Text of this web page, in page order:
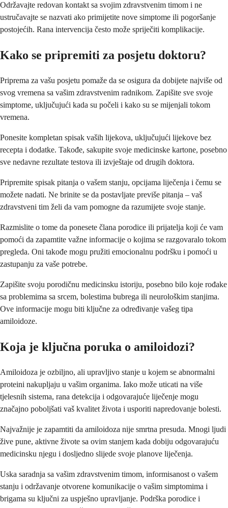
Održavajte redovan kontakt sa svojim zdravstvenim timom i ne
ustručavajte se nazvati ako primijetite nove simptome ili pogoršanje
postojećih. Rana intervencija često može spriječiti komplikacije.
Kako se pripremiti za posjetu doktoru?
Priprema za vašu posjetu pomaže da se osigura da dobijete najviše od
svog vremena sa vašim zdravstvenim radnikom. Zapišite sve svoje
simptome, uključujući kada su počeli i kako su se mijenjali tokom
vremena.
Ponesite kompletan spisak vaših lijekova, uključujući lijekove bez
recepta i dodatke. Takođe, sakupite svoje medicinske kartone, posebno
sve nedavne rezultate testova ili izvještaje od drugih doktora.
Pripremite spisak pitanja o vašem stanju, opcijama liječenja i čemu se
možete nadati. Ne brinite se da postavljate previše pitanja – vaš
zdravstveni tim želi da vam pomogne da razumijete svoje stanje.
Razmislite o tome da ponesete člana porodice ili prijatelja koji će vam
pomoći da zapamtite važne informacije o kojima se razgovaralo tokom
pregleda. Oni takođe mogu pružiti emocionalnu podršku i pomoći u
zastupanju za vaše potrebe.
Zapišite svoju porodičnu medicinsku istoriju, posebno bilo koje rođake
sa problemima sa srcem, bolestima bubrega ili neurološkim stanjima.
Ove informacije mogu biti ključne za određivanje vašeg tipa
amiloidoze.
Koja je ključna poruka o amiloidozi?
Amiloidoza je ozbiljno, ali upravljivo stanje u kojem se abnormalni
proteini nakupljaju u vašim organima. Iako može uticati na više
tjelesnih sistema, rana detekcija i odgovarajuće liječenje mogu
značajno poboljšati vaš kvalitet života i usporiti napredovanje bolesti.
Najvažnije je zapamtiti da amiloidoza nije smrtna presuda. Mnogi ljudi
žive pune, aktivne živote sa ovim stanjem kada dobiju odgovarajuću
medicinsku njegu i dosljedno slijede svoje planove liječenja.
Uska saradnja sa vašim zdravstvenim timom, informisanost o vašem
stanju i održavanje otvorene komunikacije o vašim simptomima i
brigama su ključni za uspješno upravljanje. Podrška porodice i